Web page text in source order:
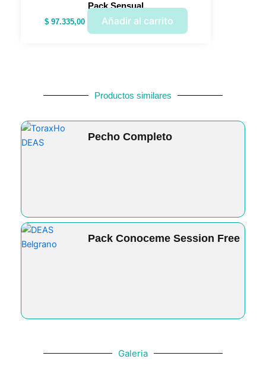
Pack Sensual
$97.335,00 Añadir al carrito
Productos similares
Pecho Completo
Pack Conoceme Session Free
Galeria